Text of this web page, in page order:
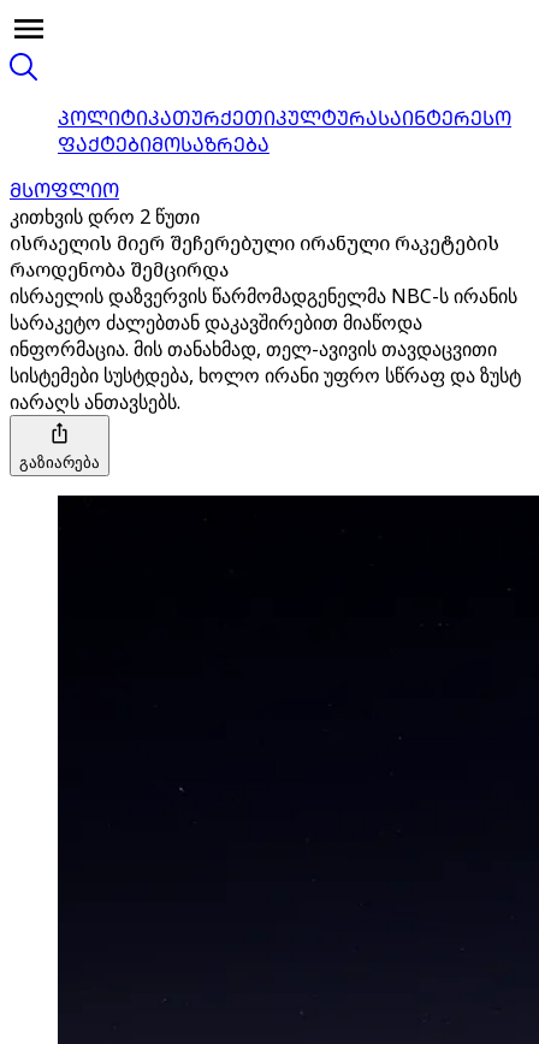
ᲞᲝᲚᲘᲢᲘᲙᲐᲗᲣᲠᲥᲔᲗᲘᲙᲣᲚᲢᲣᲠᲐᲡᲐᲘᲜᲢᲔᲠᲔᲡᲝ
ᲤᲐᲥᲢᲔᲑᲘᲛᲝᲡᲐᲖᲠᲔᲑᲐ
ᲛᲡᲝᲤᲚᲘᲝ
კითხვის დრო 2 წუთი
ისრაელის მიერ შეჩერებული ირანული რაკეტების
რაოდენობა შემცირდა
ისრაელის დაზვერვის წარმომადგენელმა NBC-ს ირანის
სარაკეტო ძალებთან დაკავშირებით მიაწოდა
ინფორმაცია. მის თანახმად, თელ-ავივის თავდაცვითი
სისტემები სუსტდება, ხოლო ირანი უფრო სწრაფ და ზუსტ
იარაღს ანთავსებს.
გაზიარება